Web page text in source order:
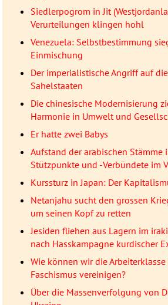
Siedlerpogrom in Jit
Verurteilungen klingen hohl
Venezuela: Selbstbestimmung
Einmischung
Der imperialistische Angriff auf
Sahelstaaten
Die chinesische Modernisierung
Harmonie in Umwelt und
Er hatte zwei Babys
Aufstand der arabischen Stämme
Stützpunkte und -Verbündete im
Kurssturz in Japan: Der
Netanjahu sucht den grossen
um seinen Kopf zu retten
Jesiden fliehen aus Lagern im
nach Hasskampagne kurdischer
Wie können wir die
Faschismus vereinigen?
Über die Massenverfolgung von